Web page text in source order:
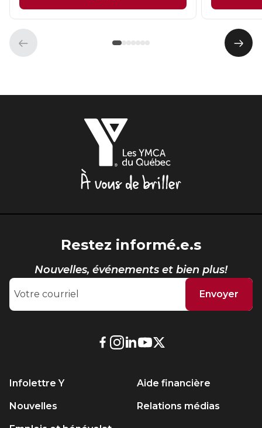
Élément
précédent
Restez informé.e.s
Nouvelles, événements et bien plus!
Envoyer
LienLien
site.
Lien
site.
Lien
site.
Cet
site.
Infolettre Y
Nouvelles
Aide financière
Relations médias